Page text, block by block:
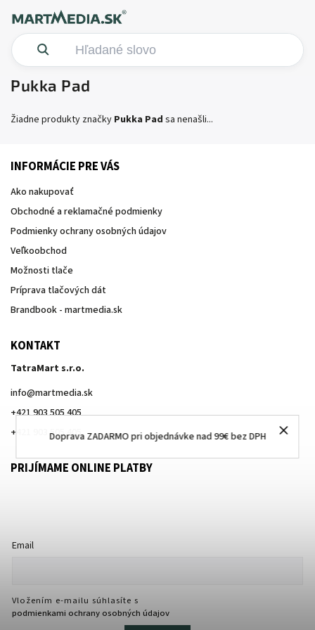
Doprava ZADARMO pri objednávke nad 99€ bez DPH
Pukka Pad
Žiadne produkty značky Pukka Pad sa nenašli...
INFORMÁCIE PRE VÁS
Ako nakupovať
Obchodné a reklamačné podmienky
Podmienky ochrany osobných údajov
Veľkoobchod
Možnosti tlače
Príprava tlačových dát
Brandbook - martmedia.sk
KONTAKT
TatraMart s.r.o.
info@martmedia.sk
+421 903 505 405
+421 903 505 405
PRIJÍMAME ONLINE PLATBY
Email
Vložením e-mailu súhlasíte s
podmienkami ochrany osobných údajov